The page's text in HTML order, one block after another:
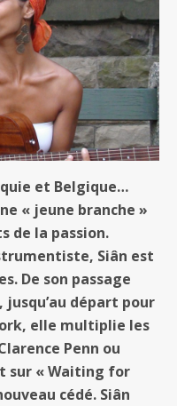
et Belgique…
« jeune branche »
de la passion.
Siân est
De son passage
départ pour
elle multiplie les
Penn ou
sur « Waiting for
cédé. Siân